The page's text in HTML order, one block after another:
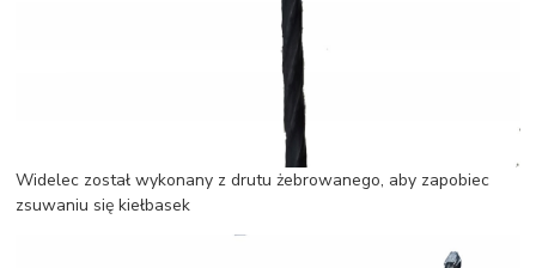
Widelec został wykonany z drutu żebrowanego, aby zapobiec
zsuwaniu się kiełbasek